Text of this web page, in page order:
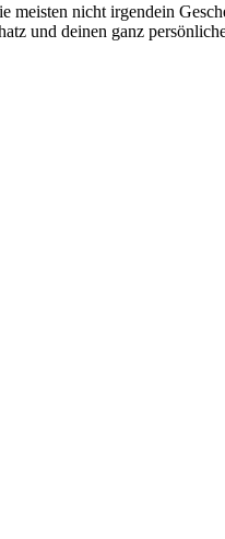
nicht irgendein
und deinen ganz